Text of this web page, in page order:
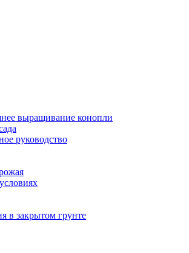
выращивание конопли
руководство
в закрытом грунте